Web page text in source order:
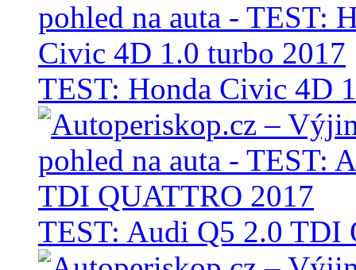
TEST: Honda Civic 4D
TEST: Audi Q5 2.0 TDI